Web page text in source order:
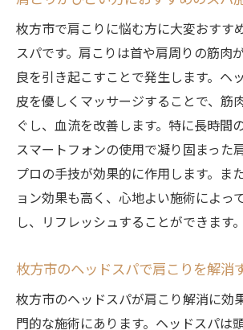
枚方市で肩こりに悩む方に大変おすす
スパです。肩こりは首や肩周りの筋肉
良を引き起こすことで発生します。ヘ
皮を優しくマッサージすることで、筋
ぐし、血流を改善します。特に長時間
スマートフォンの使用で凝り固まった
プロの手技が効果的に作用します。ま
ョン効果も高く、心地よい施術によっ
し、リフレッシュすることができます。
枚方市のヘッドスパで肩こりを解消
枚方市のヘッドスパが肩こり解消に効
門的な施術にあります。ヘッドスパは